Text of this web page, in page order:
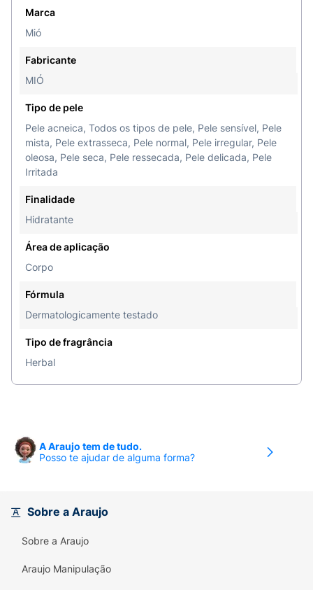
sempre tenha sabonete à mão. Seja para uso
diário ou em momentos especiais, o Sabonete
de cuidados pessoais.
Invista em sua higiene com um toque de natureza
e frescor! Escolha o Sabonete Líquido MIÓ
Lavanda e Verbena e transforme seu banho em
um ritual de relaxamento e cuidado.
Marca
Mió
Fabricante
MIÓ
Tipo de pele
Pele acneica, Todos os tipos de pele, Pele sensível, Pele
mista, Pele extrasseca, Pele normal, Pele irregular, Pele
oleosa, Pele seca, Pele ressecada, Pele delicada, Pele
Irritada
Finalidade
Hidratante
Área de aplicação
Corpo
Fórmula
Dermatologicamente testado
Tipo de fragrância
Herbal
A Araujo tem de tudo.
Posso te ajudar de alguma forma?
Sobre a Araujo
Sobre a Araujo
Araujo Manipulação